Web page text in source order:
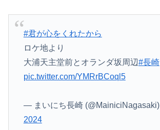
#君が心をくれたから
ロケ地より
大浦天主堂前とオランダ坂周辺#長崎
pic.twitter.com/YMRrBCoql5
— まいにち長崎 (@MainiciNagasaki)
2024